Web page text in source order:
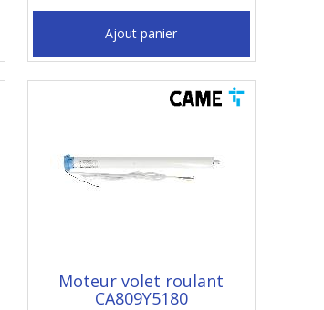
Ajout panier
Moteur volet roulant
CA809Y5180